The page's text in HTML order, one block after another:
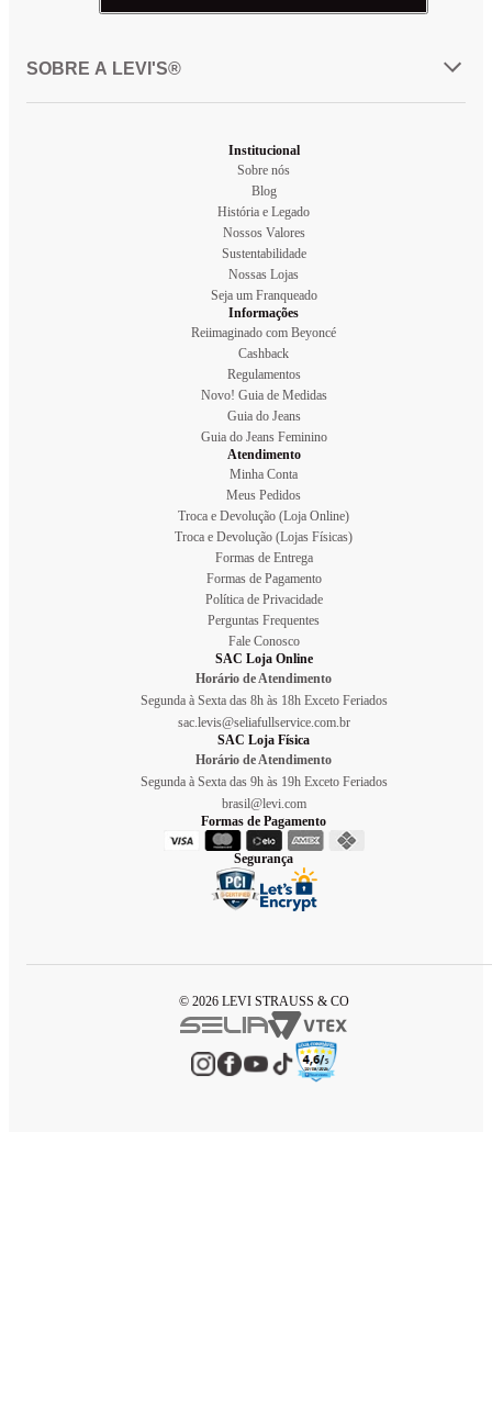
SOBRE A LEVI'S®
Institucional
Sobre nós
Blog
História e Legado
Nossos Valores
Sustentabilidade
Nossas Lojas
Seja um Franqueado
Informações
Reiimaginado com Beyoncé
Cashback
Regulamentos
Novo! Guia de Medidas
Guia do Jeans
Guia do Jeans Feminino
Atendimento
Minha Conta
Meus Pedidos
Troca e Devolução (Loja Online)
Troca e Devolução (Lojas Físicas)
Formas de Entrega
Formas de Pagamento
Política de Privacidade
Perguntas Frequentes
Fale Conosco
SAC Loja Online
Horário de Atendimento
Segunda à Sexta das 8h às 18h Exceto Feriados
sac.levis@seliafullservice.com.br
SAC Loja Física
Horário de Atendimento
Segunda à Sexta das 9h às 19h Exceto Feriados
brasil@levi.com
Formas de Pagamento
Segurança
© 2026 LEVI STRAUSS & CO